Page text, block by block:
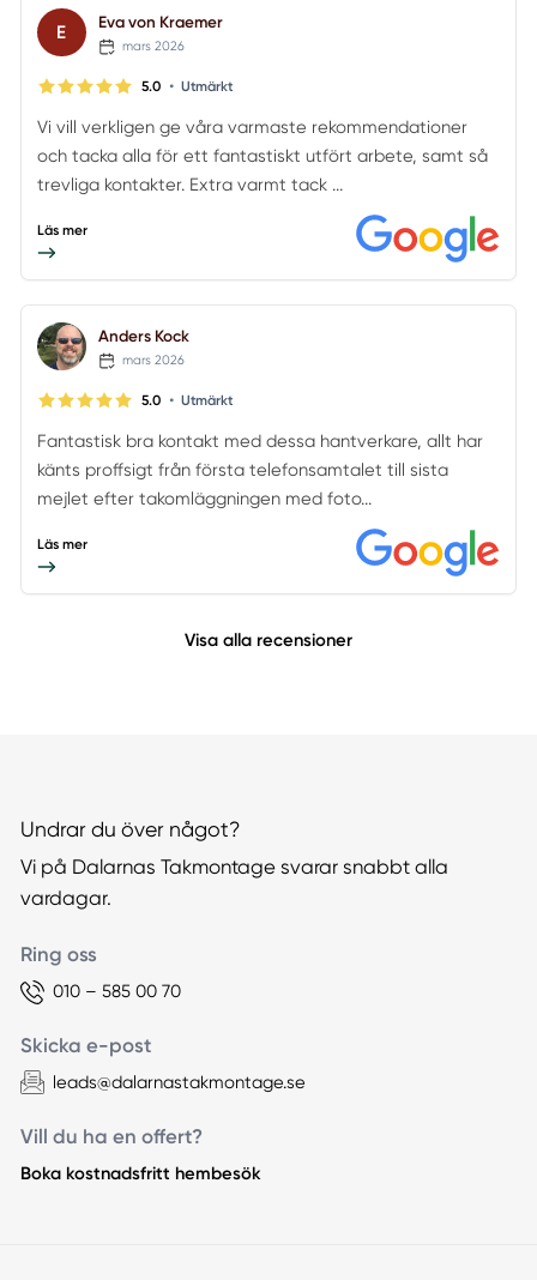
E Eva von Kraemer
mars 2026
5.0 • Utmärkt
Vi vill verkligen ge våra varmaste rekommendationer
och tacka alla för ett fantastiskt utfört arbete, samt så
trevliga kontakter. Extra varmt tack ...
Läs mer
Anders Kock
mars 2026
5.0 • Utmärkt
Fantastisk bra kontakt med dessa hantverkare, allt har
känts proffsigt från första telefonsamtalet till sista
mejlet efter takomläggningen med foto...
Läs mer
Visa alla recensioner
Undrar du över något?
Vi på Dalarnas Takmontage svarar snabbt alla
vardagar.
Ring oss
010 – 585 00 70
Skicka e-post
leads@dalarnastakmontage.se
Vill du ha en offert?
Boka kostnadsfritt hembesök